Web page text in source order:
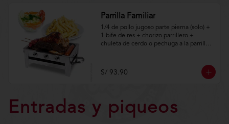
Parrilla Familiar
1/4 de pollo jugoso parte pierna (solo) +
1 bife de res + chorizo parrillero +
chuleta de cerdo o pechuga a la parrilla +
Aplica terminos y
S/ 93.90
Entradas y piqueos